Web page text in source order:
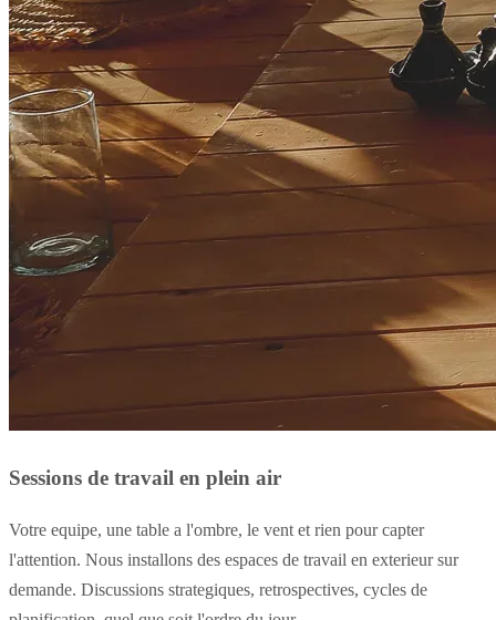
Sessions de travail en plein air
Votre equipe, une table a l'ombre, le vent et rien pour capter
l'attention. Nous installons des espaces de travail en exterieur sur
demande. Discussions strategiques, retrospectives, cycles de